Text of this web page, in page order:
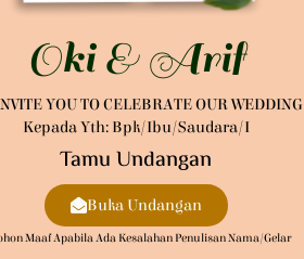
Oki & Arif
YOU TO CELEBRATE OUR WEDDING
Kepada Yth: Bpk/Ibu/Saudara/i
Tamu Undangan
Buka Undangan
Maaf Apabila Ada Kesalahan Penulisan Nama/gelar